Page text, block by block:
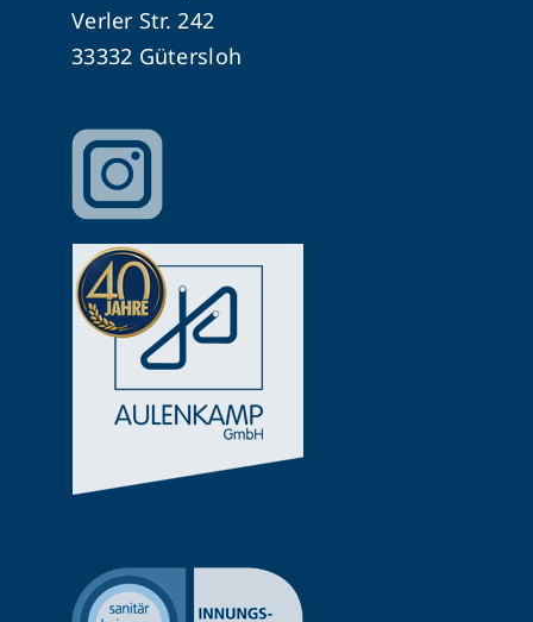
Verler Str. 242
33332 Gütersloh